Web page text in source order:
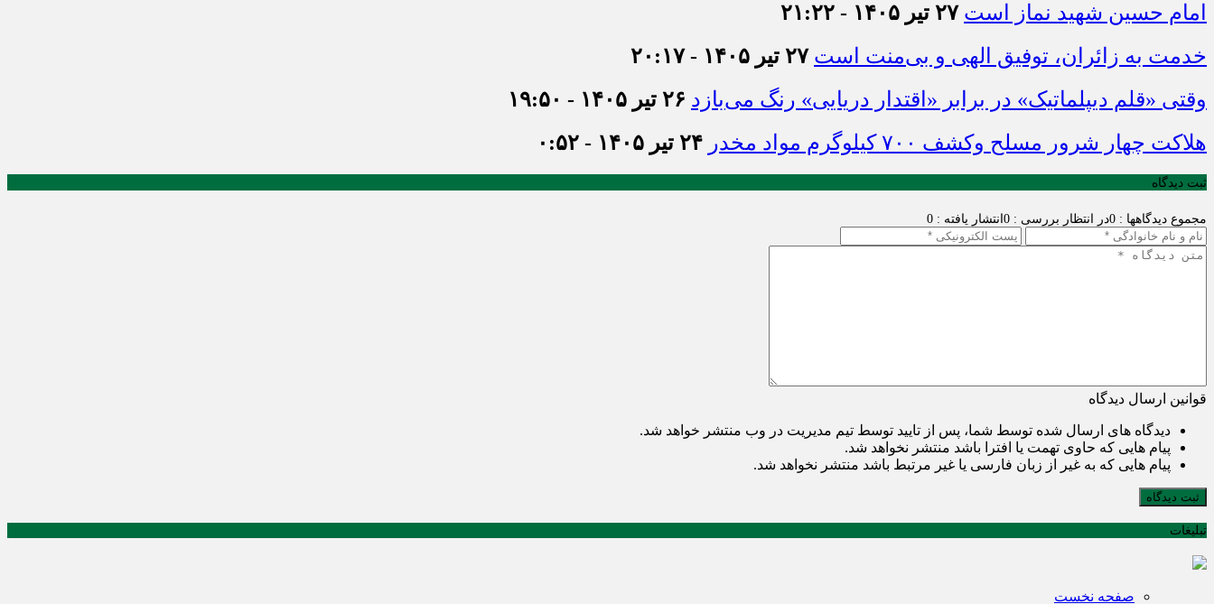
امام حسین شهید نماز است ۲۷ تیر ۱۴۰۵ - ۲۱:۲۲
خدمت به زائران، توفیق الهی و بی‌منت است ۲۷ تیر ۱۴۰۵ - ۲۰:۱۷
وقتی «قلم دیپلماتیک» در برابر «اقتدار دریایی» رنگ می‌بازد ۲۶ تیر ۱۴۰۵ - ۱۹:۵۰
هلاکت چهار شرور مسلح وکشف ۷۰۰ کیلوگرم مواد مخدر
۲۴ تیر ۱۴۰۵ - ۰:۵۲
ثبت دیدگاه
مجموع دیدگاهها : 0 در انتظار بررسی : 0 انتشار یافته : 0
قوانین ارسال دیدگاه
دیدگاه های ارسال شده توسط شما، پس از تایید توسط تیم مدیریت در وب منتشر خواهد شد.
پیام هایی که حاوی تهمت یا افترا باشد منتشر نخواهد شد.
پیام هایی که به غیر از زبان فارسی یا غیر مرتبط باشد منتشر نخواهد شد.
ثبت دیدگاه
تبلیغات
صفحه نخست